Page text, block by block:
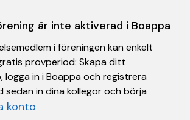
är inte aktiverad i Boappa
i föreningen kan enkelt
provperiod: Skapa ditt
logga in i Boappa och registrera
sedan in dina kollegor och börja
konto